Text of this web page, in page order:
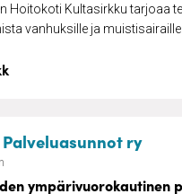
Hoitokoti Kultasirkku tarjoaa
vanhuksille ja muistisairaille.
ry–
ympärivuorokautinen